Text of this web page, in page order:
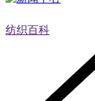
纺织百科